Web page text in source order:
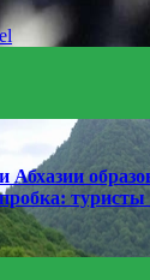
Абхазии